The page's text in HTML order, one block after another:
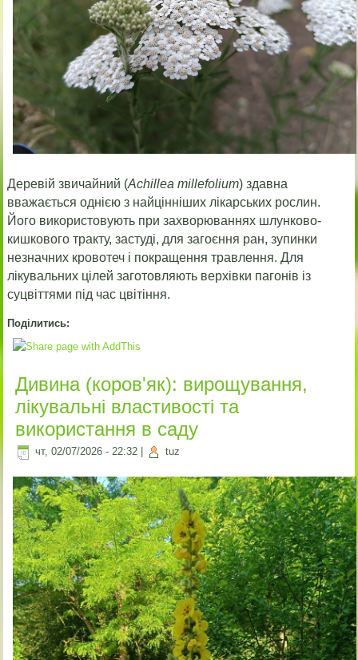
Деревій звичайний (Achillea millefolium) здавна
вважається однією з найцінніших лікарських рослин.
Його використовують при захворюваннях шлунково-
кишкового тракту, застуді, для загоєння ран, зупинки
незначних кровотеч і покращення травлення. Для
лікувальних цілей заготовляють верхівки пагонів із
суцвіттями під час цвітіння.
Поділитись:
Дивина (коров'як): вирощування,
лікувальні властивості та
використання в саду
чт, 02/07/2026 - 22:32 tuz